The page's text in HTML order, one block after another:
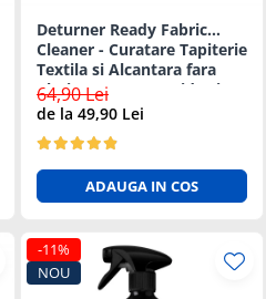
Deturner Ready Fabric
Cleaner - Curatare Tapiterie
Textila si Alcantara fara
Clatire, Uscare Rapida si
Sigura - 1L
64,90 Lei
de la 49,90 Lei
ADAUGA IN COS
-11%
NOU